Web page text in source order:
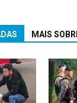
MAIS